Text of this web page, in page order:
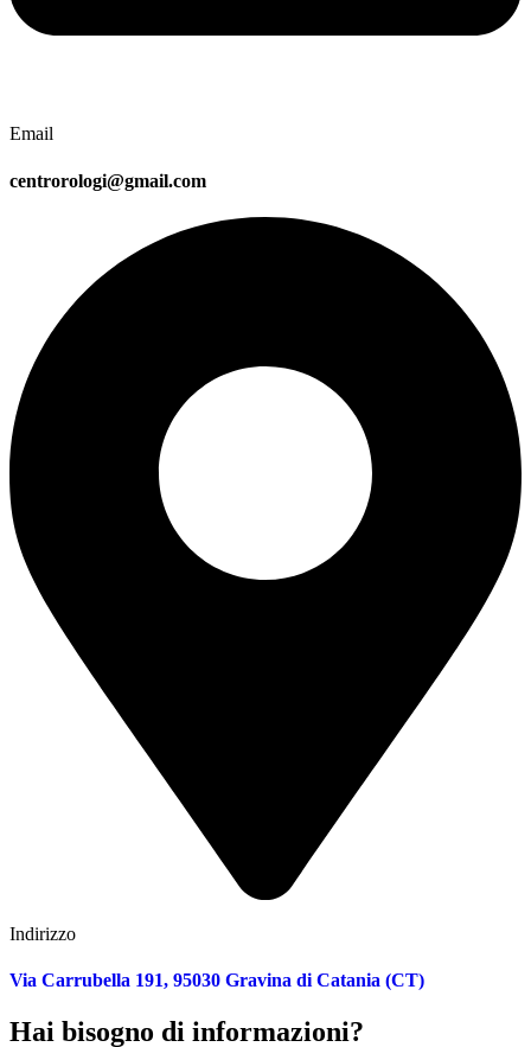
Email
centrorologi@gmail.com
Indirizzo
Via Carrubella 191, 95030 Gravina di Catania (CT)
Hai bisogno di informazioni?